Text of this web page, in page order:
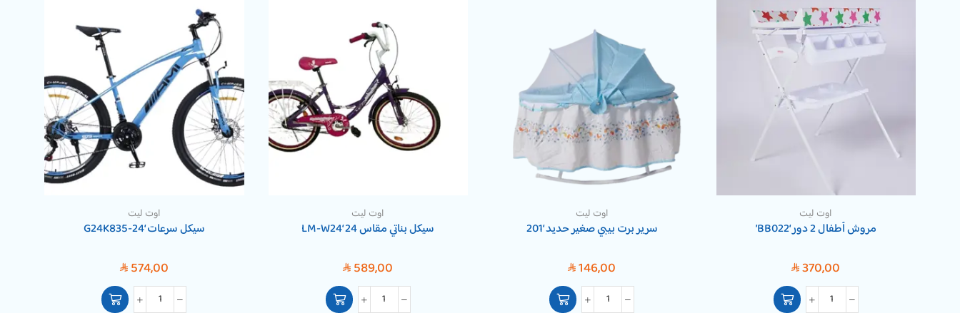
اوت ليت
مروش أطفال 2 دور ‘BB022’
SAR 370,00
اوت ليت
سرير برت بيبي صغير حديد ‘201
SAR 146,00
اوت ليت
سيكل بناتي مقاس 24 ‘LM-W24
SAR 589,00
اوت ليت
سيكل سرعات ‘G24K835-24
SAR574,00